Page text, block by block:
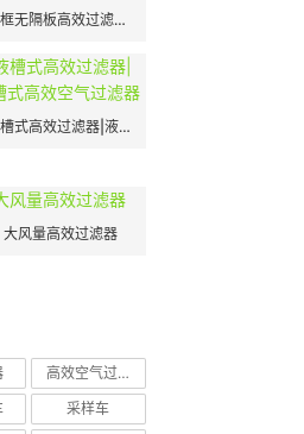
铝框无隔板高效过滤器|H13|H14
液槽式高效过滤器|液槽式高效空气过滤器
大风量高效过滤器
高效空气过滤器
采样车